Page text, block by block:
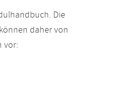
Die
daher von
vor: